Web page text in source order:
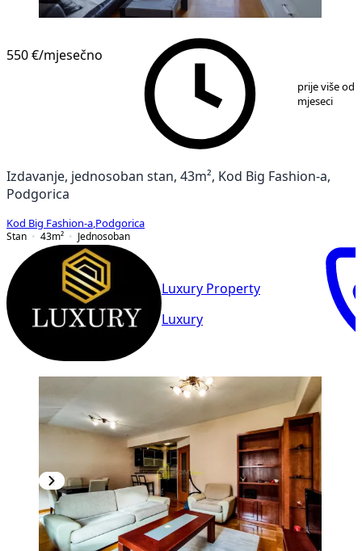
550 €/mjesečno
prije više od
mjeseci
Izdavanje, jednosoban stan, 43m², Kod Big Fashion-a,
Podgorica
Kod Big Fashion-a Podgorica
Stan
43m² Jednosoban
Luxury Property
Luxury